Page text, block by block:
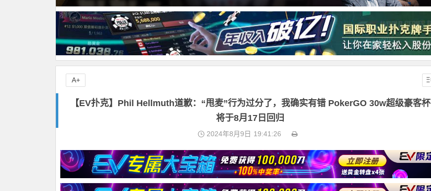
【EV扑克】Phil Hellmuth道歉：“甩麦”行为过分了，我确实有错 PokerGO 30w超级豪客杯
将于8月17日回归
2024年8月9日 19:41:26
A+